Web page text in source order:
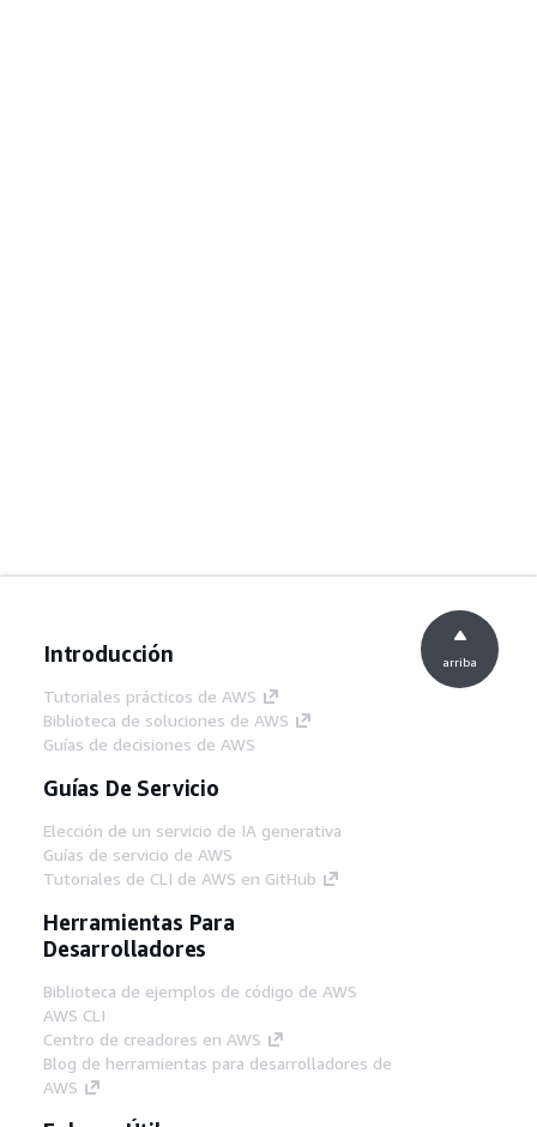
Introducción
Tutoriales prácticos de AWS
Biblioteca de soluciones de AWS
Guías de decisiones de AWS
Guías De Servicio
Elección de un servicio de IA generativa
Guías de servicio de AWS
Tutoriales de CLI de AWS en GitHub
Herramientas Para
Desarrolladores
Biblioteca de ejemplos de código de AWS
AWS CLI
Centro de creadores en AWS
Blog de herramientas para desarrolladores de
AWS
arriba